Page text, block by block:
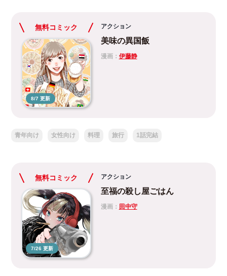
無料コミック
8/7 更新
アクション
美味の異国飯
漫画： 伊藤静
青年向け 女性向け 料理 旅行 1話完結
無料コミック
7/26 更新
アクション
至福の殺し屋ごはん
漫画： 田中守